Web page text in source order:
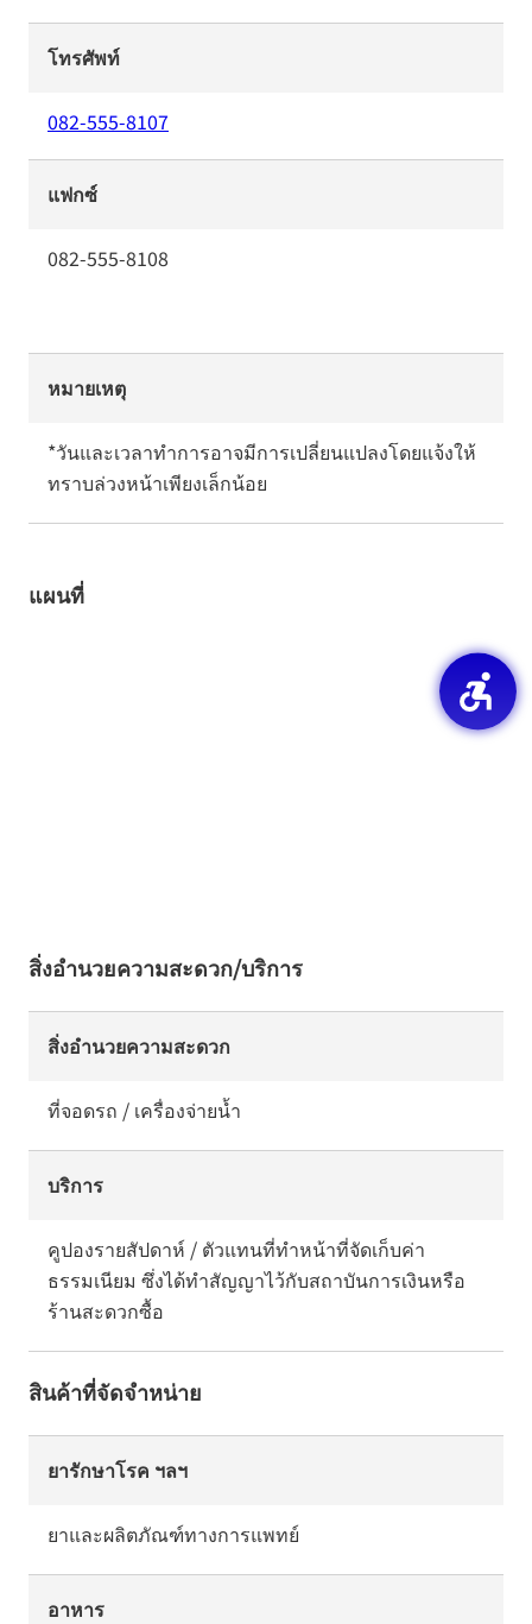
โทรศัพท์
082-555-8107
แฟกซ์
082-555-8108
หมายเหตุ
*วันและเวลาทำการอาจมีการเปลี่ยนแปลงโดยแจ้งให้
ทราบล่วงหน้าเพียงเล็กน้อย
แผนที่
สิ่งอำนวยความสะดวก/บริการ
สิ่งอำนวยความสะดวก
ที่จอดรถ / เครื่องจ่ายน้ำ
บริการ
คูปองรายสัปดาห์ / ตัวแทนที่ทำหน้าที่จัดเก็บค่า
ธรรมเนียม ซึ่งได้ทำสัญญาไว้กับสถาบันการเงินหรือ
ร้านสะดวกซื้อ
สินค้าที่จัดจำหน่าย
ยารักษาโรค ฯลฯ
ยาและผลิตภัณฑ์ทางการแพทย์
อาหาร